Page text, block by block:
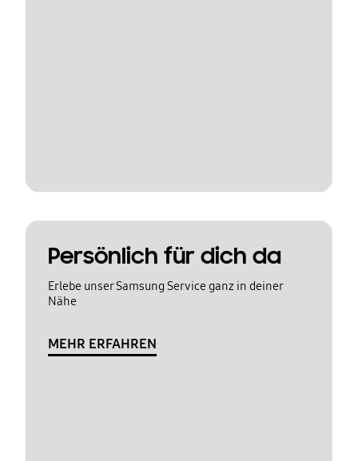
Persönlich für dich da
Erlebe unser Samsung Service ganz in deiner
Nähe
MEHR ERFAHREN